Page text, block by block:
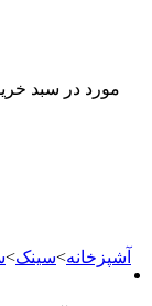
مورد در سبد
آشپزخانه>سینک>